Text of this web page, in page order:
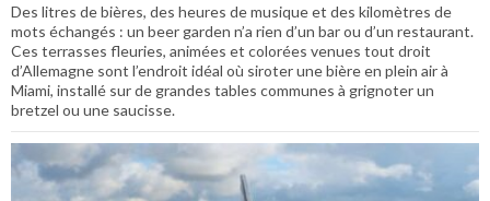
Des litres de bières, des heures de musique et des kilomètres de
mots échangés : un beer garden n’a rien d’un bar ou d’un restaurant.
Ces terrasses fleuries, animées et colorées venues tout droit
d’Allemagne sont l’endroit idéal où siroter une bière en plein air à
Miami, installé sur de grandes tables communes à grignoter un
bretzel ou une saucisse.